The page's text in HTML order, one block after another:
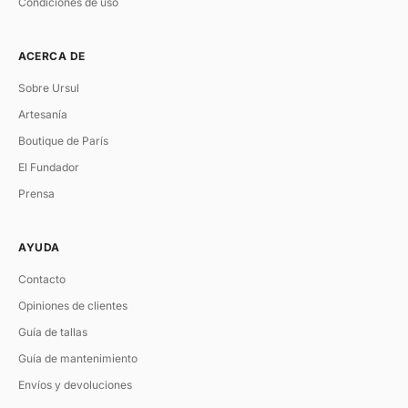
ACERCA DE
Sobre Ursul
Artesanía
Boutique de París
El Fundador
Prensa
AYUDA
Contacto
Opiniones de clientes
Guía de tallas
Guía de mantenimiento
Envíos y devoluciones